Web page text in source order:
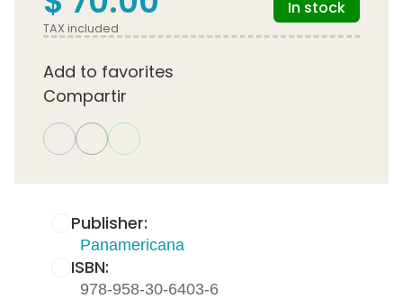
Publisher:
Panamericana
ISBN:
978-958-30-6403-6
TAX included
In stock
Add to favorites
Compartir